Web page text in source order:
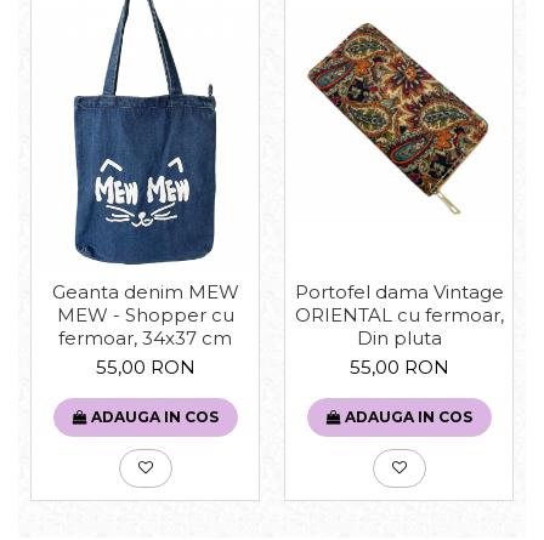
Geanta denim MEW
MEW - Shopper cu
fermoar, 34x37 cm
55,00 RON
ADAUGA IN COS
Portofel dama Vintage
ORIENTAL cu fermoar,
Din pluta
55,00 RON
ADAUGA IN COS